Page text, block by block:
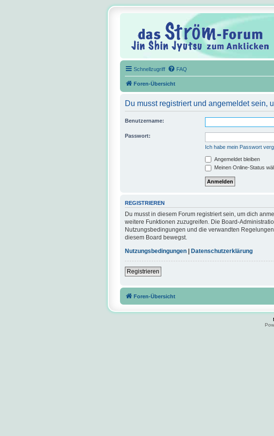
Schnellzugriff FAQ
Foren-Übersicht
Du musst registriert und angemeldet sein,
Benutzername:
Passwort:
Ich habe mein Passwort
Angemeldet bleiben
Meinen Online-Status
REGISTRIEREN
Du musst in diesem Forum registriert sein, um dich
weitere Funktionen zuzugreifen. Die Board-
Nutzungsbedingungen und die verwandten
diesem Board bewegst.
Nutzungsbedingungen
Datenschutzerklärung
Registrieren
Foren-Übersicht